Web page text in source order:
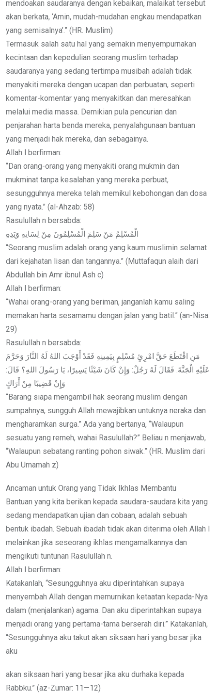
mendoakan saudaranya dengan kebaikan, malaikat tersebut
akan berkata, ‘Amin, mudah-mudahan engkau mendapatkan
yang semisalnya’.” (HR. Muslim)
Termasuk salah satu hal yang semakin menyempurnakan
kecintaan dan kepedulian seorang muslim terhadap
saudaranya yang sedang tertimpa musibah adalah tidak
menyakiti mereka dengan ucapan dan perbuatan, seperti
komentar-komentar yang menyakitkan dan meresahkan
melalui media massa. Demikian pula pencurian dan
penjarahan harta benda mereka, penyalahgunaan bantuan
yang menjadi hak mereka, dan sebagainya.
Allah l berfirman:
“Dan orang-orang yang menyakiti orang mukmin dan
mukminat tanpa kesalahan yang mereka perbuat,
sesungguhnya mereka telah memikul kebohongan dan dosa
yang nyata.” (al-Ahzab: 58)
Rasulullah n bersabda:
الْمُسْلِمُ مَنْ سَلِمَ الْمُسْلِمُونَ مِنْ لِسَانِهِ وَيَدِهِ
“Seorang muslim adalah orang yang kaum muslimin selamat
dari kejahatan lisan dan tangannya.” (Muttafaqun alaih dari
Abdullah bin Amr ibnul Ash c)
Allah l berfirman:
“Wahai orang-orang yang beriman, janganlah kamu saling
memakan harta sesamamu dengan jalan yang batil.” (an-Nisa:
29)
Rasulullah n bersabda:
مَنِ اقْتَطَعَ حَقَّ امْرِئٍ مُسْلِمٍ بِيَمِينِهِ فَقَدْ أَوْجَبَ اللهُ لَهُ النَّارَ وَحَرَّمَ
عَلَيْهِ الْجَنَّةَ. فَقَالَ لَهُ رَجُلٌ: وَإِنْ كَانَ شَيْئًا يَسِيرًا، يَا رَسُولَ اللهِ؟ قَالَ:
وَإِنْ قَضِيبًا مِنْ أَرَاكٍ
“Barang siapa mengambil hak seorang muslim dengan
sumpahnya, sungguh Allah mewajibkan untuknya neraka dan
mengharamkan surga.” Ada yang bertanya, “Walaupun
sesuatu yang remeh, wahai Rasulullah?” Beliau n menjawab,
“Walaupun sebatang ranting pohon siwak.” (HR. Muslim dari
Abu Umamah z)
Ancaman untuk Orang yang Tidak Ikhlas Membantu
Bantuan yang kita berikan kepada saudara-saudara kita yang
sedang mendapatkan ujian dan cobaan, adalah sebuah
bentuk ibadah. Sebuah ibadah tidak akan diterima oleh Allah l
melainkan jika seseorang ikhlas mengamalkannya dan
mengikuti tuntunan Rasulullah n.
Allah l berfirman:
Katakanlah, “Sesungguhnya aku diperintahkan supaya
menyembah Allah dengan memurnikan ketaatan kepada-Nya
dalam (menjalankan) agama. Dan aku diperintahkan supaya
menjadi orang yang pertama-tama berserah diri.” Katakanlah,
“Sesungguhnya aku takut akan siksaan hari yang besar jika
aku
akan siksaan hari yang besar jika aku durhaka kepada
Rabbku.” (az-Zumar: 11—12)